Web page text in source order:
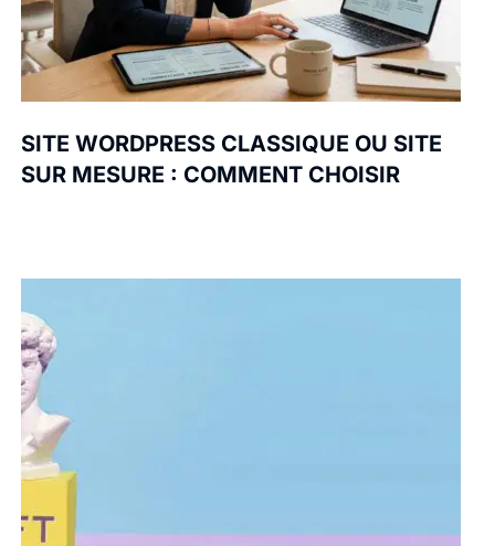
SITE WORDPRESS CLASSIQUE OU SITE
SUR MESURE : COMMENT CHOISIR